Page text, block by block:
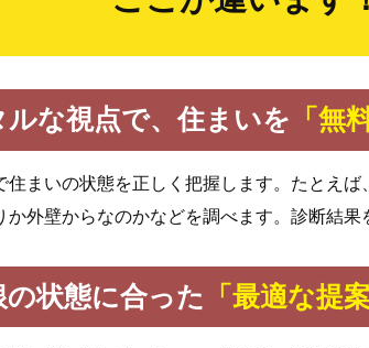
ルな視点で、住まいを 「無
まいの状態を正しく把握します。たとえば
か外壁からなのかなどを調べます。診断結果
の状態に合った 「最適な提案